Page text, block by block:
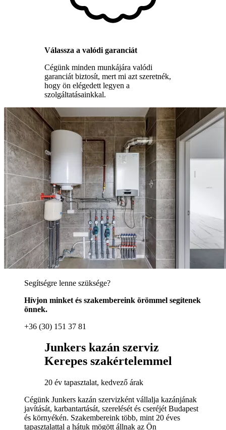
Válassza a valódi garanciát
Cégünk minden munkájára valódi
garanciát biztosít, mert mi azt szeretnék,
hogy ön elégedett legyen a
szolgáltatásainkkal.
Segítségre lenne szüksége?
Hívjon minket és szakembereink örömmel segítenek
önnek.
+36 (30) 151 37 81
Junkers kazán szerviz
Kerepes szakértelemmel
20 év tapasztalat, kedvező árak
Cégünk Junkers kazán szervizként vállalja kazánjának
javítását, karbantartását, szerelését és cseréjét Budapest
és környékén. Szakembereink több, mint 20 éves
tapasztalattal a hátuk mögött állnak az Ön